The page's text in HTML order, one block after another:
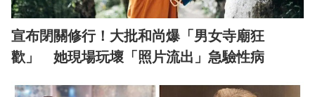
宣布閉關修行！大批和尚爆「男女寺廟狂
歡」 她現場玩壞「照片流出」急驗性病